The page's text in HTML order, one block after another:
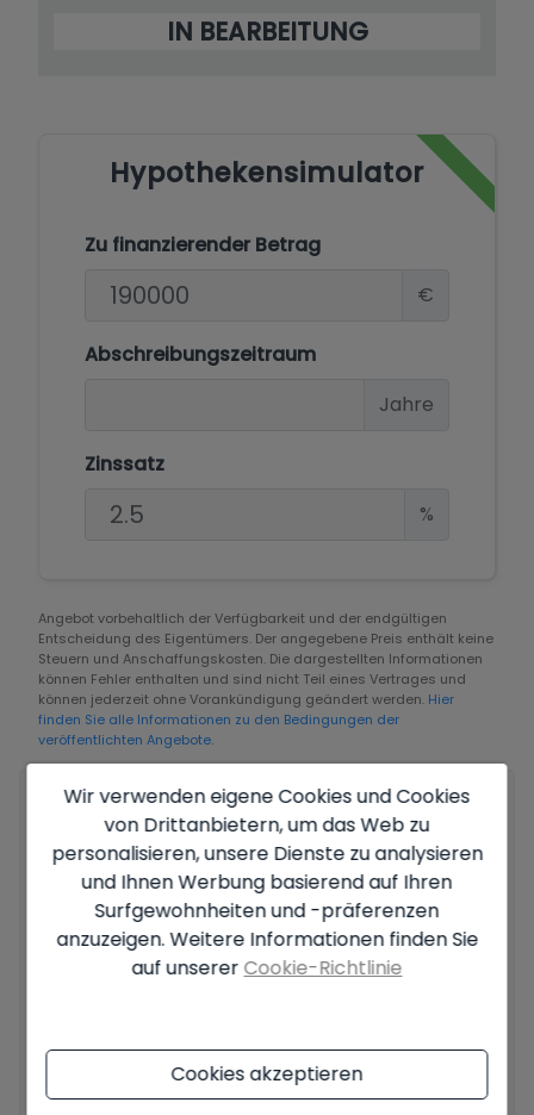
IN BEARBEITUNG
Hypothekensimulator
Zu finanzierender Betrag
€
Abschreibungszeitraum
Jahre
Zinssatz
%
Angebot vorbehaltlich der Verfügbarkeit und der endgültigen
Entscheidung des Eigentümers. Der angegebene Preis enthält keine
Steuern und Anschaffungskosten. Die dargestellten Informationen
können Fehler enthalten und sind nicht Teil eines Vertrages und
können jederzeit ohne Vorankündigung geändert werden. Hier
finden Sie alle Informationen zu den Bedingungen der
veröffentlichten Angebote.
Ihr vollständiger Name*
Ihre E-Mail*
Wir verwenden eigene Cookies und Cookies
von Drittanbietern, um das Web zu
personalisieren, unsere Dienste zu analysieren
und Ihnen Werbung basierend auf Ihren
Surfgewohnheiten und -präferenzen
anzuzeigen. Weitere Informationen finden Sie
auf unserer Cookie-Richtlinie
Cookies akzeptieren